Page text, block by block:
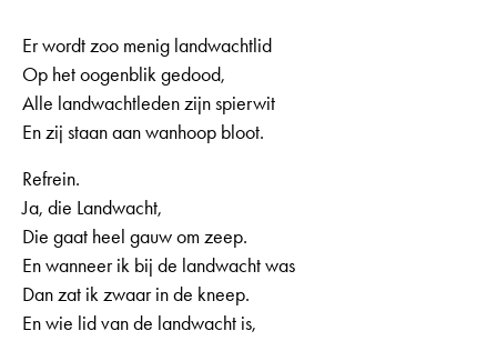
Er wordt zoo menig landwachtlid
Op het oogenblik gedood,
Alle landwachtleden zijn spierwit
En zij staan aan wanhoop bloot.
Refrein.
Ja, die Landwacht,
Die gaat heel gauw om zeep.
En wanneer ik bij de landwacht was
Dan zat ik zwaar in de kneep.
En wie lid van de landwacht is,